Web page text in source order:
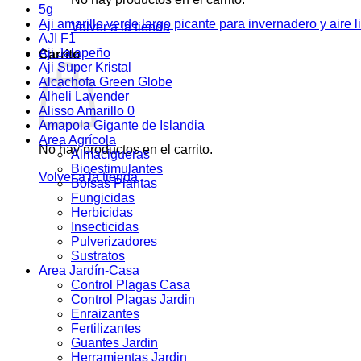
Volver a la tienda
Carrito
No hay productos en el carrito.
Volver a la tienda
5g
Aji amarillo verde largo picante para invernadero y aire
AJI F1
Aji Jalapeño
Aji Super Kristal
Alcachofa Green Globe
Alheli Lavender
Alisso Amarillo 0
Amapola Gigante de Islandia
Area Agrícola
Almacigueras
Bioestimulantes
Bolsas Plantas
Fungicidas
Herbicidas
Insecticidas
Pulverizadores
Sustratos
Area Jardín-Casa
Control Plagas Casa
Control Plagas Jardin
Enraizantes
Fertilizantes
Guantes Jardin
Herramientas Jardin